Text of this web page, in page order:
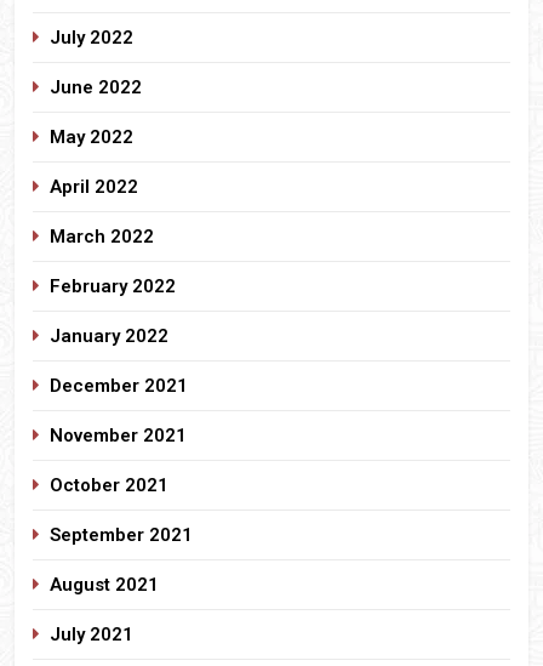
July 2022
June 2022
May 2022
April 2022
March 2022
February 2022
January 2022
December 2021
November 2021
October 2021
September 2021
August 2021
July 2021